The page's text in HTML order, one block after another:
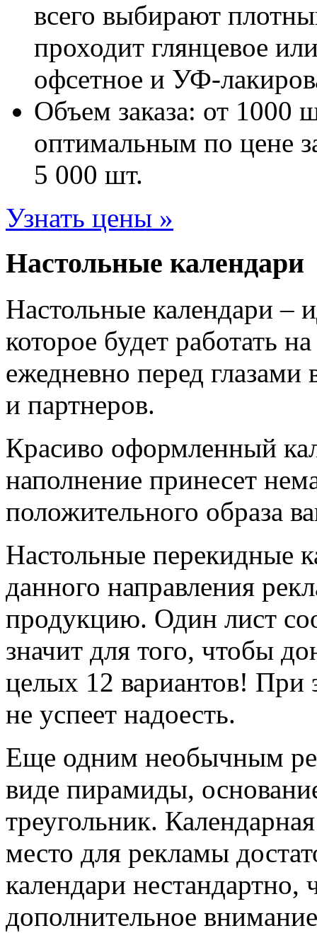
всего выбирают
проходит глянцевое
офсетное и УФ-
Объем заказа: от 1000
оптимальным по цене
5 000 шт.
Узнать цены »
Настольные календари
Настольные календари –
которое будет работать
ежедневно перед глазами
и партнеров.
Красиво оформленный
наполнение принесет
положительного образа
Настольные перекидные
данного направления
продукцию. Один лист
значит для того, чтобы
целых 12 вариантов! При
не успеет надоесть.
Еще одним необычным
виде пирамиды,
треугольник.
место для рекламы
календари
дополнительное